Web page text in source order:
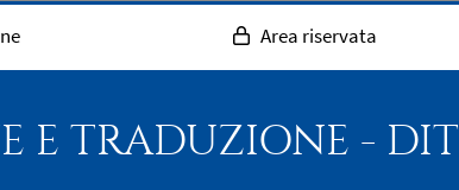
Area riservata
E TRADUZIONE - DIT